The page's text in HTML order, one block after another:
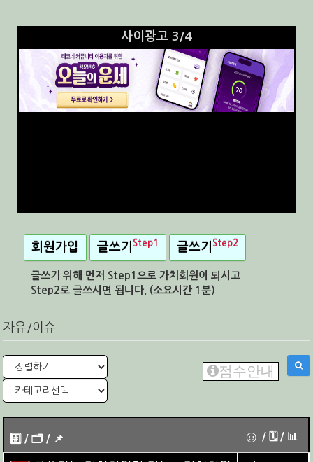
사이광고 3/4
회원가입 글쓰기 Step1 글쓰기 Step2
글쓰기 위해 먼저 Step1으로 가치회원이 되시고
Step2로 글쓰시면 됩니다. (소요시간 1분)
자유/이슈
점수안내
#️⃣ / 🗂️️️ / 📌️ ☺ / 🗓︎ / 📊